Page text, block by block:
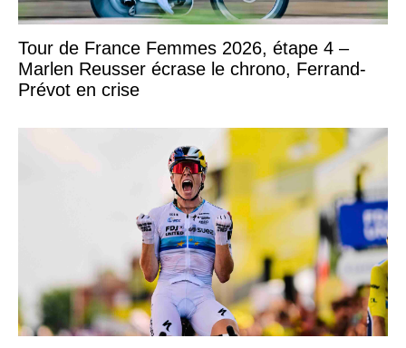
Tour de France Femmes 2026, étape 4 –
Marlen Reusser écrase le chrono, Ferrand-
Prévot en crise